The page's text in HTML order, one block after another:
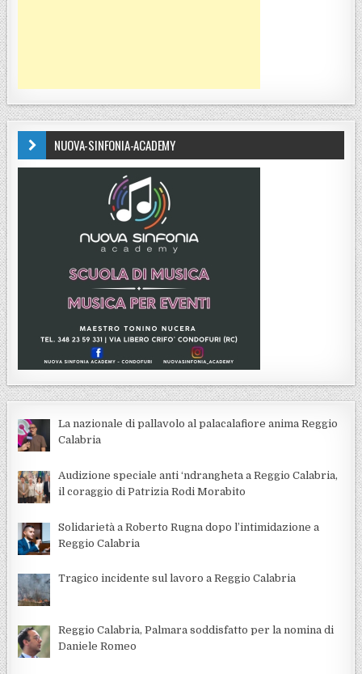
NUOVA-SINFONIA-ACADEMY
La nazionale di pallavolo al palacalafiore anima Reggio
Calabria
Audizione speciale anti ‘ndrangheta a Reggio Calabria,
il coraggio di Patrizia Rodi Morabito
Solidarietà a Roberto Rugna dopo l’intimidazione a
Reggio Calabria
Tragico incidente sul lavoro a Reggio Calabria
Reggio Calabria, Palmara soddisfatto per la nomina di
Daniele Romeo